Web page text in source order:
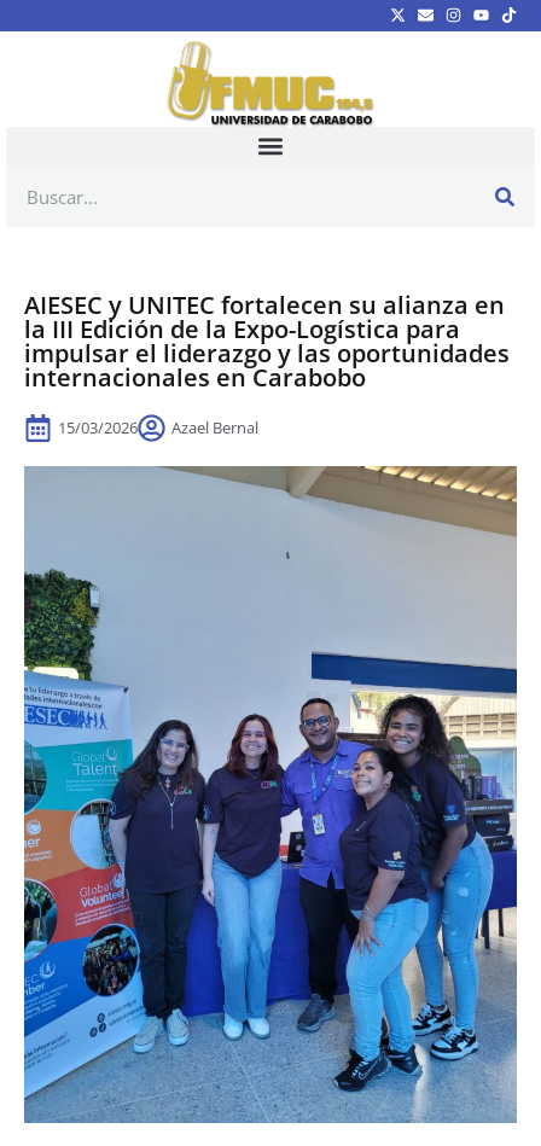
AIESEC y UNITEC fortalecen su alianza en
la III Edición de la Expo-Logística para
impulsar el liderazgo y las oportunidades
internacionales en Carabobo
15/03/2026 Azael Bernal